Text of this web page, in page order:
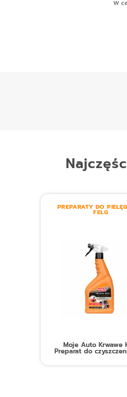
W
PREPARATY DO
FELG
Moje Auto Krwawe
Preparat do